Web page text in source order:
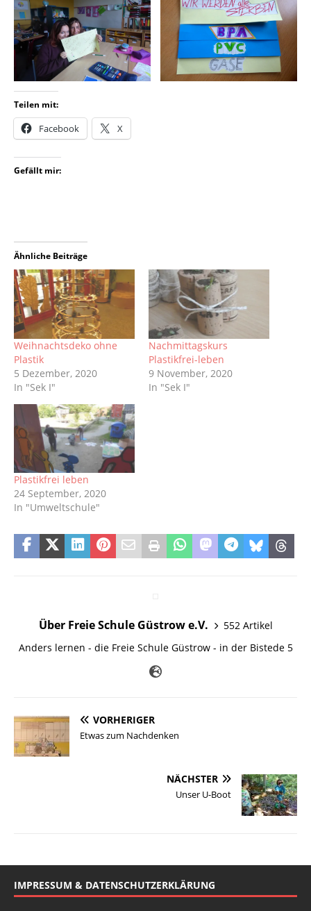
Teilen mit:
Facebook X
Gefällt mir:
Ähnliche Beiträge
Weihnachtsdeko ohne
Plastik
5 Dezember, 2020
In "Sek I"
Nachmittagskurs
Plastikfrei-leben
9 November, 2020
In "Sek I"
Plastikfrei leben
24 September, 2020
In "Umweltschule"
Über Freie Schule Güstrow e.V.
552 Artikel
Anders lernen - die Freie Schule Güstrow - in der Bistede 5
VORHERIGER
Etwas zum Nachdenken
NÄCHSTER
Unser U-Boot
IMPRESSUM & DATENSCHUTZERKLÄRUNG